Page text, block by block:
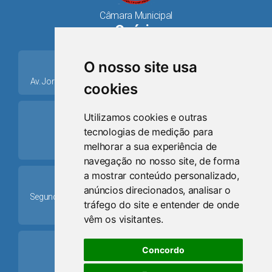
O nosso site usa
cookies
Utilizamos cookies e outras
tecnologias de medição para
melhorar a sua experiência de
navegação no nosso site, de forma
a mostrar conteúdo personalizado,
anúncios direcionados, analisar o
tráfego do site e entender de onde
vêm os visitantes.
Concordo
Câmara Municipal
Osório
place
Av. Jorge Dariva, 1211, Centro CEP: 95520.000 - Osório/RS
ring_volume
Telefone
(51) 9 8024-0884
Schedule
Segunda-feira a Sexta-feira: 08h às 12h e das 13h30min às
17h30min
mail
Email